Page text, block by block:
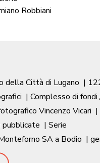
Robbiani
della Città di Lugano |
| Complesso di
Vincenzo Vicari |
pubblicate | Serie
SA a Bodio |